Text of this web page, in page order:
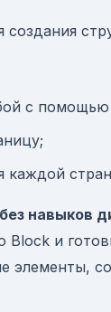
с помощью
каждой
навыков
Block и